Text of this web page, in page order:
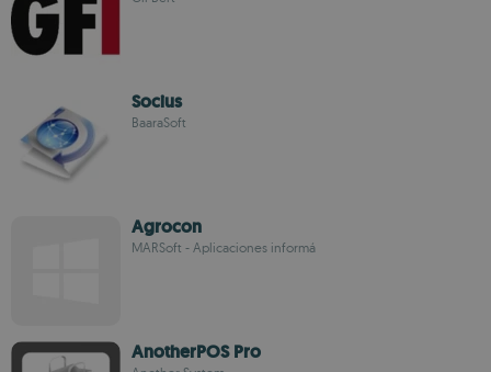
Socius
BaaraSoft
Agrocon
MARSoft - Aplicaciones informá
AnotherPOS Pro